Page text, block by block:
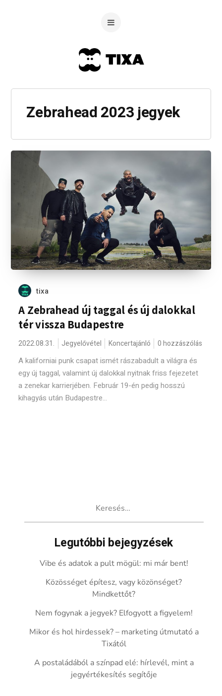
Zebrahead 2023 jegyek
tixa
A Zebrahead új taggal és új dalokkal
tér vissza Budapestre
2022.08.31. Jegyelővétel Koncertajánló 0 hozzászólás
A kaliforniai punk csapat ismét rászabadult a világra és
egy új taggal, valamint új dalokkal nyitnak friss fejezetet
a zenekar karrierjében. Február 19-én pedig hosszú
kihagyás után Budapestre...
Legutóbbi bejegyzések
Vibe és adatok a pult mögül: mi már bent!
Közösséget építesz, vagy közönséget?
Mindkettőt?
Nem fogynak a jegyek? Elfogyott a figyelem!
Mikor és hol hirdessek? – marketing útmutató a
Tixától
A postaládából a színpad elé: hírlevél, mint a
jegyértékesítés segítője